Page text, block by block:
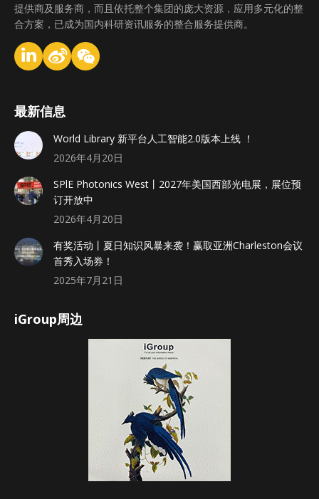
提供商及服务商，而且依托整个集团的庞大资源，应用多元化的整
合方案，已成为国内科研资讯服务的整合服务提供商。
最新信息
World Library 新平台人工智能2.0版本上线 ！
2026年4月20日
SPlE Photonics West丨2027年美国西部光电展，展位预
订开放中
2026年4月20日
有奖活动丨夏日知识风暴来袭！赢取亚洲Charleston会议
首秀入场券！
2025年7月21日
iGroup周边